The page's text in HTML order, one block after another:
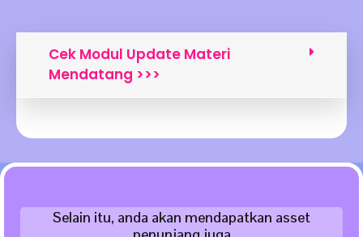
Cek Modul Update Materi
Mendatang >>>
Selain itu, anda akan mendapatkan asset